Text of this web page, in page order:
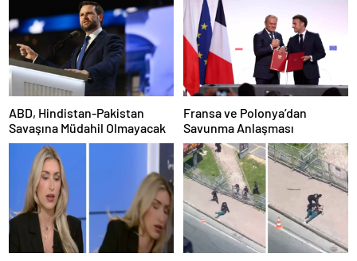
ABD, Hindistan-Pakistan
Savaşına Müdahil Olmayacak
Fransa ve Polonya’dan
Savunma Anlaşması